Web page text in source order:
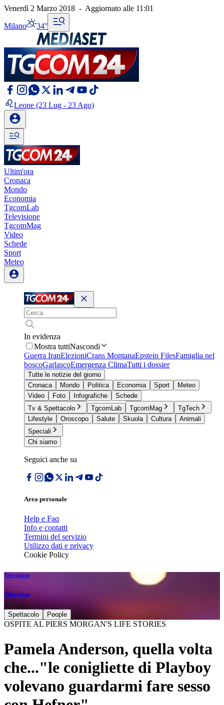
Venerdì 2 Marzo 2018 - Aggiornato alle 11:01
Milano 34°
Leone (23 Lug - 23 Ago)
Ultim'ora
Cronaca
Mondo
Economia
TgcomLab
Televisione
TgcomMag
Video
Schede
Sport
Meteo
In evidenza
Mostra tuttiNascondi
Guerra IranElezioniCrans MontanaEpstein FilesFamiglia nel
boscoGarlascoEmergenza ClimaTutti i dossier
Tutte le notizie del giorno
Cronaca
Mondo Politica Economia Sport
Meteo
Video
Foto Infografiche
Schede
Tv & Spettacolo
TgcomLab TgcomMag
TgTech
Lifestyle
Oroscopo Salute Skuola Cultura
Animali
Speciali
Chi siamo
Seguici anche su
Area personale
Help e Faq
Info e contatti
Termini del servizio
Utilizzo dati e privacy
Cookie Policy
Televisione
Televisione
Spettacolo People
OSPITE AL PIERS MORGAN'S LIFE STORIES
Pamela Anderson, quella volta
che..."le conigliette di Playboy
volevano guardarmi fare sesso